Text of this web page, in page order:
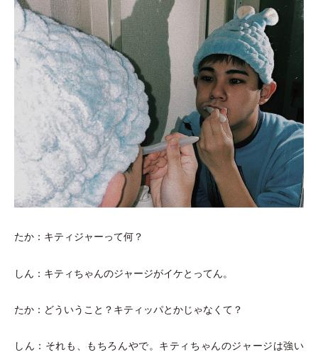
たか：キティジャーって何？
しん：キティちゃんのジャージがイケとってん。
たか：どういうこと？キティッパとかじゃなくて？
しん：それも、もちろんやで。キティちゃんのジャージは強い